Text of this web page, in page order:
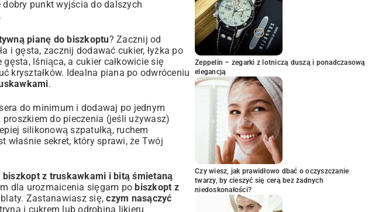
dobry punkt wyjścia do dalszych
pianę do biszkoptu? Zacznij od
i gęsta, zacznij dodawać cukier, łyżka po
lśniąca, a cukier całkowicie się
kryształków. Idealna piana po odwróceniu
.
do minimum i dodawaj po jednym
do pieczenia (jeśli używasz)
silikonową szpatułką, ruchem
właśnie sekret, który sprawi, że Twój
biszkopt z truskawkami i bitą śmietaną
dla urozmaicenia sięgam pobiszkopt z
Zastanawiasz się,czym nasączyć
i cukrem lub odrobina likieru
Zeppelin – zegarki z lotniczą duszą i ponadczasową
elegancją
Czy wiesz, jak prawidłowo dbać o oczyszczanie
twarzy, by cieszyć się cerą bez żadnych
niedoskonałości?